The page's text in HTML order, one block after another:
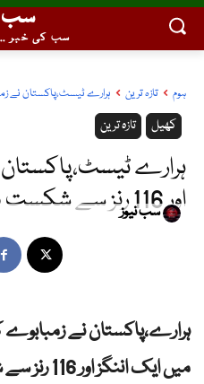
سب
سب کی خبر
ہوم تازہ ترین ہرارے ٹیسٹ،پاکستان نے زمبابوے کو
تازہ ترین کھیل
ہرارے ٹیسٹ،پاکستان
اور 116 رنز سے شکست دیدیسب نیوز
ہرارے،پاکستان نے
میں ایک اننگز اور 116 رنز سے شکست دے دی۔